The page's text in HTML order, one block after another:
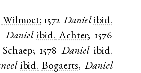
Wilmoet;1572 Daniel ibid.
Daniel ibid. Achter; 1576
Schaep;1578 Daniel ibid.
ibid. Bogaerts, Daniel